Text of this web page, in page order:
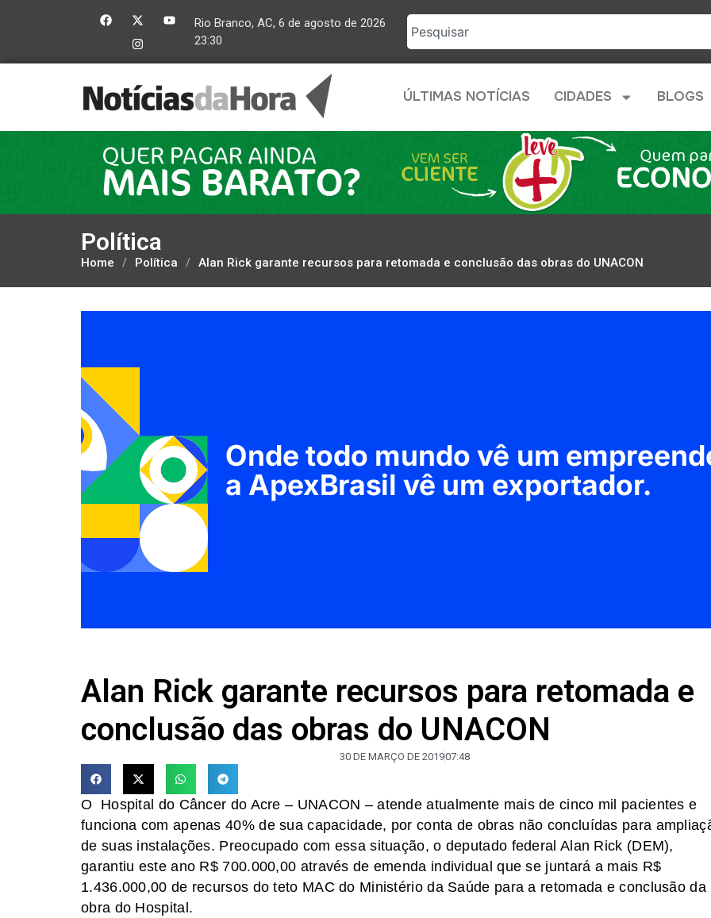
Rio Branco, AC, 6 de agosto de 2026
23:30
ÚLTIMAS NOTÍCIAS CIDADES BLOGS
Política
Home / Política / Alan Rick garante recursos para retomada e conclusão das obras do UNACON
Alan Rick garante recursos para retomada e
conclusão das obras do UNACON
30 DE MARÇO DE 201907:48
O Hospital do Câncer do Acre – UNACON – atende atualmente mais de cinco mil pacientes e
funciona com apenas 40% de sua capacidade, por conta de obras não concluídas para
de suas instalações. Preocupado com essa situação, o deputado federal Alan Rick (DEM),
garantiu este ano R$ 700.000,00 através de emenda individual que se juntará a mais R$
1.436.000,00 de recursos do teto MAC do Ministério da Saúde para a retomada e conclusão da
obra do Hospital.